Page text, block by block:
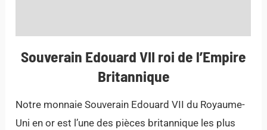
Souverain Edouard VII roi de l’Empire
Britannique
Notre monnaie Souverain Edouard VII du Royaume-
Uni en or est l’une des pièces britannique les plus